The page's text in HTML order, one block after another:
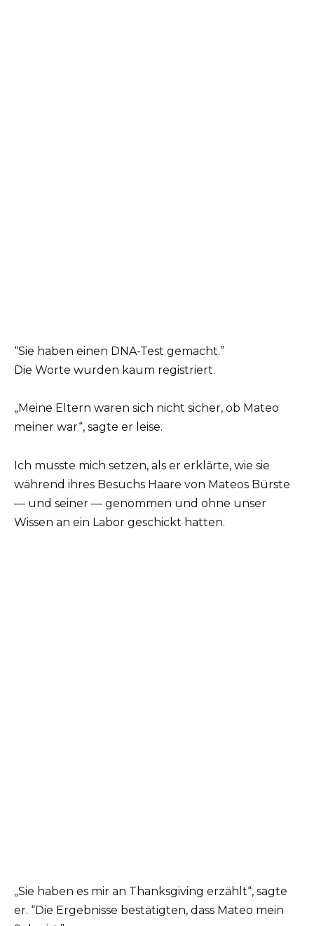
“Sie haben einen DNA-Test gemacht.”
Die Worte wurden kaum registriert.
„Meine Eltern waren sich nicht sicher, ob Mateo
meiner war“, sagte er leise.
Ich musste mich setzen, als er erklärte, wie sie
während ihres Besuchs Haare von Mateos Bürste
— und seiner — genommen und ohne unser
Wissen an ein Labor geschickt hatten.
„Sie haben es mir an Thanksgiving erzählt“, sagte
er. “Die Ergebnisse bestätigten, dass Mateo mein